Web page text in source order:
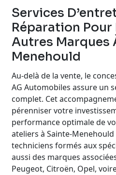
Services
Réparation Pour
Autres Marques
Menehould
Au-delà de la vente, le
AG Automobiles assure un
complet. Cet
pérenniser votre
performance optimale de
ateliers à Sainte-
techniciens formés aux
aussi des marques
Peugeot, Citroën, Opel,